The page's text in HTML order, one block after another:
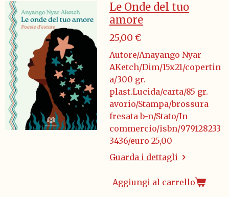
Le Onde del tuo
amore
25,00 €
Autore/Anayango Nyar
AKetch/Dim/15x21/copertin
a/300 gr.
plast.Lucida/carta/85 gr.
avorio/Stampa/brossura
fresata b-n/Stato/In
commercio/isbn/979128233
3436/euro 25,00
Guarda i dettagli
Aggiungi al carrello